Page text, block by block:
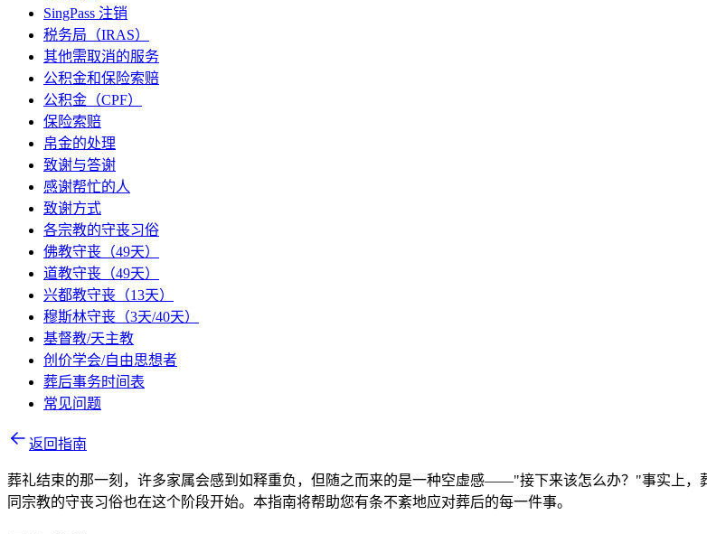
SingPass 注销
税务局（IRAS）
其他需取消的服务
公积金和保险索赔
公积金（CPF）
保险索赔
帛金的处理
致谢与答谢
感谢帮忙的人
致谢方式
各宗教的守丧习俗
佛教守丧（49天）
道教守丧（49天）
兴都教守丧（13天）
穆斯林守丧（3天/40天）
基督教/天主教
创价学会/自由思想者
葬后事务时间表
常见问题
返回指南
葬礼结束的那一刻，许多家属会感到如释重负，但随之而来的是一种空虚感——"接下来该怎么办？"事实上
同宗教的守丧习俗也在这个阶段开始。本指南将帮助您有条不紊地应对葬后的每一件事。